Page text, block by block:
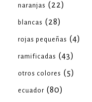
naranjas (22)
blancas (28)
rojas pequeñas (4)
ramificadas (43)
otros colores (5)
ecuador (80)